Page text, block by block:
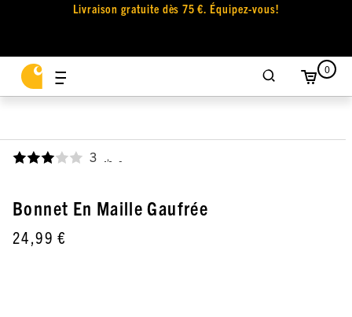
Livraison gratuite dès 75 €. Équipez-vous!
0
3 ,
Bonnet En Maille Gaufrée
24,99 €